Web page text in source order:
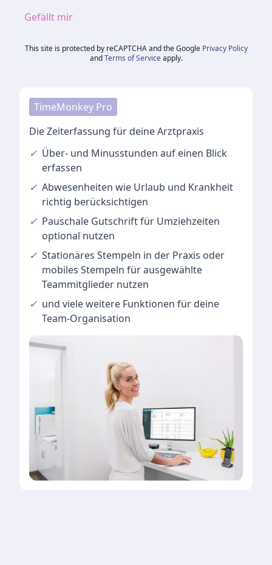
Gefällt mir
This site is protected by reCAPTCHA and the Google Privacy Policy
and Terms of Service apply.
TimeMonkey Pro
Die Zeiterfassung für deine Arztpraxis
✓ Über- und Minusstunden auf einen Blick
erfassen
✓ Abwesenheiten wie Urlaub und Krankheit
richtig berücksichtigen
✓ Pauschale Gutschriftfür Umziehzeiten
optional nutzen
✓ Stationäres Stempeln in der Praxis oder
mobiles Stempeln für ausgewählte
Teammitglieder nutzen
✓ und vieleweitere Funktionen für deine
Team-Organisation